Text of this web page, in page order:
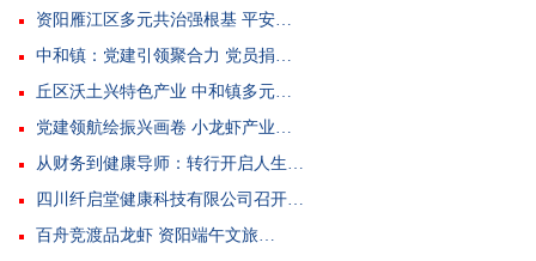
资阳雁江区多元共治强根基 平安…
中和镇：党建引领聚合力 党员捐…
丘区沃土兴特色产业 中和镇多元…
党建领航绘振兴画卷 小龙虾产业…
从财务到健康导师：转行开启人生…
四川纤启堂健康科技有限公司召开…
百舟竞渡品龙虾 资阳端午文旅…